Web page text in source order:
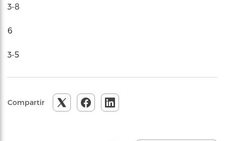
3-8
6
3-5
Compartir